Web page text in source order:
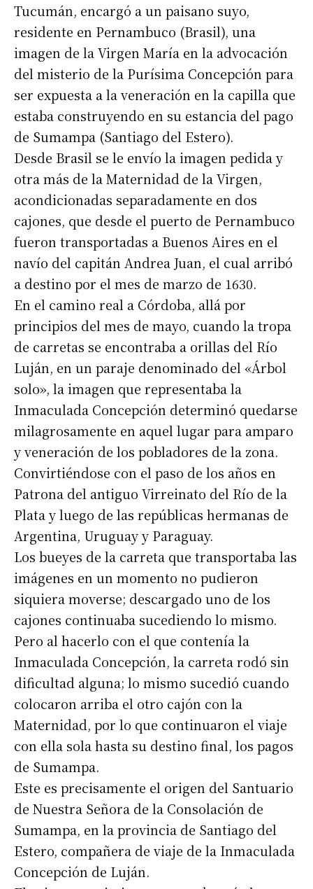
Suscribirme gratis
Dirección de correo electrónico*
Tucumán, encargó a un paisano suyo,
residente en Pernambuco (Brasil), una
imagen de la Virgen María en la advocación
del misterio de la Purísima Concepción para
ser expuesta a la veneración en la capilla que
estaba construyendo en su estancia del pago
de Sumampa (Santiago del Estero).
Desde Brasil se le envío la imagen pedida y
otra más de la Maternidad de la Virgen,
acondicionadas separadamente en dos
cajones, que desde el puerto de Pernambuco
fueron transportadas a Buenos Aires en el
navío del capitán Andrea Juan, el cual arribó
a destino por el mes de marzo de 1630.
En el camino real a Córdoba, allá por
principios del mes de mayo, cuando la tropa
de carretas se encontraba a orillas del Río
Luján, en un paraje denominado del «Árbol
solo», la imagen que representaba la
Inmaculada Concepción determinó quedarse
milagrosamente en aquel lugar para amparo
y veneración de los pobladores de la zona.
Convirtiéndose con el paso de los años en
Patrona del antiguo Virreinato del Río de la
Plata y luego de las repúblicas hermanas de
Argentina, Uruguay y Paraguay.
Los bueyes de la carreta que transportaba las
imágenes en un momento no pudieron
siquiera moverse; descargado uno de los
cajones continuaba sucediendo lo mismo.
Pero al hacerlo con el que contenía la
Inmaculada Concepción, la carreta rodó sin
dificultad alguna; lo mismo sucedió cuando
colocaron arriba el otro cajón con la
Maternidad, por lo que continuaron el viaje
con ella sola hasta su destino final, los pagos
de Sumampa.
Este es precisamente el origen del Santuario
de Nuestra Señora de la Consolación de
Sumampa, en la provincia de Santiago del
Estero, compañera de viaje de la Inmaculada
Concepción de Luján.